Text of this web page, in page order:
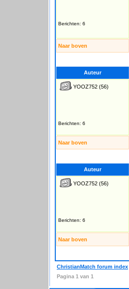
Berichten: 6
Naar boven
Auteur
YOOZ752 (56)
Berichten: 6
Naar boven
Auteur
YOOZ752 (56)
Berichten: 6
Naar boven
ChristianMatch forum index
Pagina 1 van 1